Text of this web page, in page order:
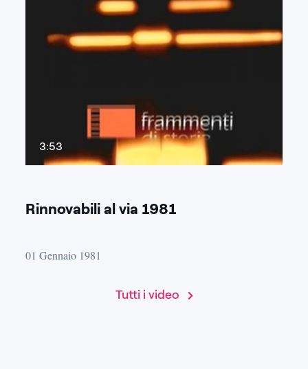
3:53
Rinnovabili al via 1981
01 Gennaio 1981
Tutti i video